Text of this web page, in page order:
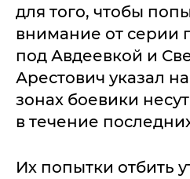
для того, чтобы
внимание от серии
под Авдеевкой и
Арестович указал на
зонах боевики
в течение
Их попытки отбить